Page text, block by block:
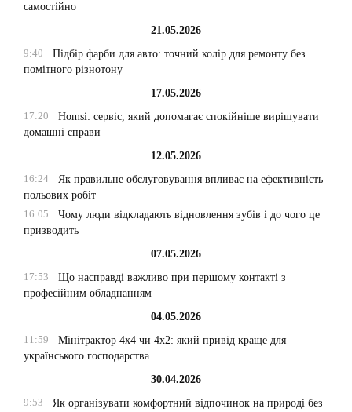
самостійно
21.05.2026
9:40
Підбір фарби для авто: точний колір для ремонту без
помітного різнотону
17.05.2026
17:20
Homsi: сервіс, який допомагає спокійніше вирішувати
домашні справи
12.05.2026
16:24
Як правильне обслуговування впливає на ефективність
польових робіт
16:05
Чому люди відкладають відновлення зубів і до чого це
призводить
07.05.2026
17:53
Що насправді важливо при першому контакті з
професійним обладнанням
04.05.2026
11:59
Мінітрактор 4х4 чи 4х2: який привід краще для
українського господарства
30.04.2026
9:53
Як організувати комфортний відпочинок на природі без